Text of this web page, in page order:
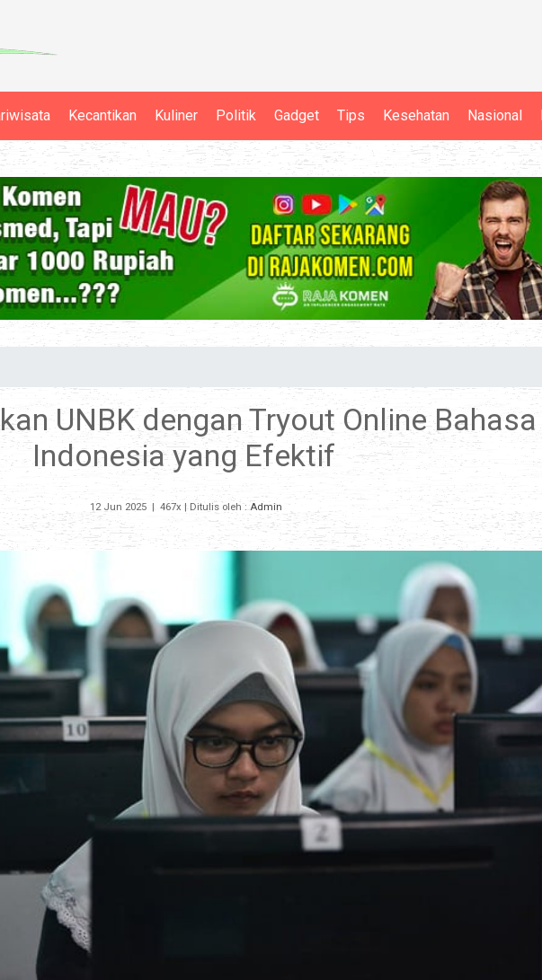
Kecantikan Kuliner Politik Gadget Tips Kesehatan Nasional
UNBK dengan Tryout Online Bahasa
Indonesia yang Efektif
12 Jun 2025| 467x | Ditulis oleh : Admin